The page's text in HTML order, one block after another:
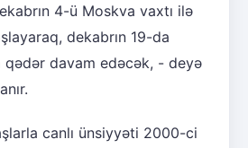
4-ü Moskva vaxtı ilə
dekabrın 19-da
qədər davam edəcək, - deyə
canlı ünsiyyəti 2000-ci